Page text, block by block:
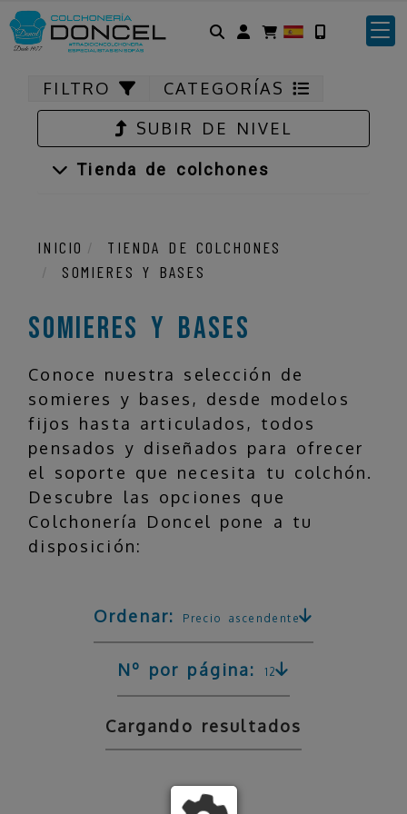
Identifícate
FILTRO
CATEGORÍAS
SUBIR DE NIVEL
Tienda de colchones
INICIO
TIENDA DE COLCHONES
SOMIERES Y BASES
Somieres y bases
Conoce nuestra selección de
somieres y bases, desde modelos
fijos hasta articulados, todos
pensados y diseñados para ofrecer
el soporte que necesita tu colchón.
Descubre las opciones que
Colchonería Doncel pone a tu
disposición:
Ordenar: Precio ascendente
Nº por página: 12
Cargando resultados